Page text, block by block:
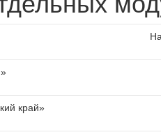
край»